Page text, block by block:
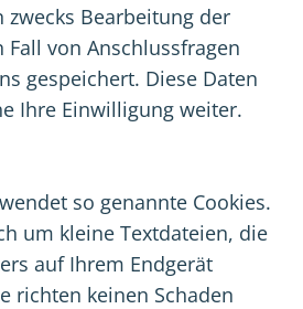
zwecks Bearbeitung der
von Anschlussfragen
gespeichert. Diese Daten
Ihre Einwilligung weiter.
so genannte Cookies.
um kleine Textdateien, die
auf Ihrem Endgerät
richten keinen Schaden